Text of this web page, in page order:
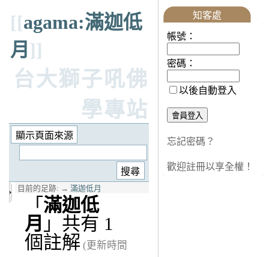
[[agama:滿迦低
月 ]]
台大獅子吼佛
學專站
目前的足跡: → 滿迦低月
「 滿迦低
月 」共有 1
個註解 (更新時間
知客處
帳號：
密碼：
以後自動登入
忘記密碼？
歡迎註冊以享全權！